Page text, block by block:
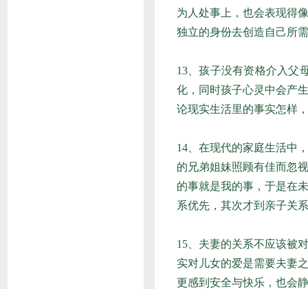
为人处事上，也会表现得
独立的身份去创造自己所
13、孩子没有资格介入父
化，同时孩子心灵中会产
论现实生活里的事实怎样
14、在现代的家庭生活中
的兄弟姐妹照顾有佳而忽
的事就是我的事，于是在
系优先，其次才到亲子关
15、夫妻的关系不应该被
实对儿女的爱是需要夫妻
更感到安全与快乐，也会